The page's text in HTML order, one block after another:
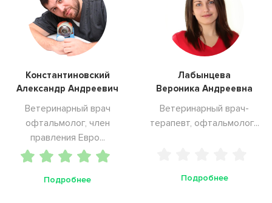
Константиновский
Александр Андреевич
Ветеринарный врач
офтальмолог, член
правления Евро...
Подробнее
Лабынцева
Вероника Андреевна
Ветеринарный врач-
терапевт, офтальмолог...
Подробнее